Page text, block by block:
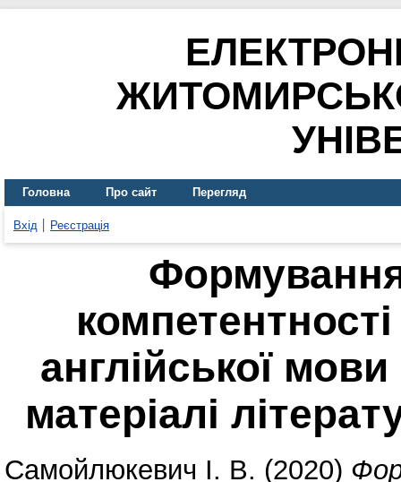
Головна Про сайт Перегляд
Вхід Реєстрація
Формування
англійської
матеріалі
Самойлюкевич І. В. (2020)